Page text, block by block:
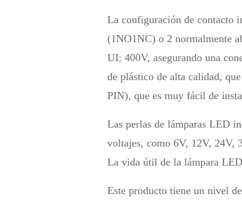
La configuración de contacto
(1NO1NC) o 2 normalmente
UI: 400V, asegurando una
de plástico de alta calidad,
PIN), que es muy fácil de
Las perlas de lámparas LED
voltajes, como 6V, 12V, 24V,
La vida útil de la lámpara
Este producto tiene un nivel